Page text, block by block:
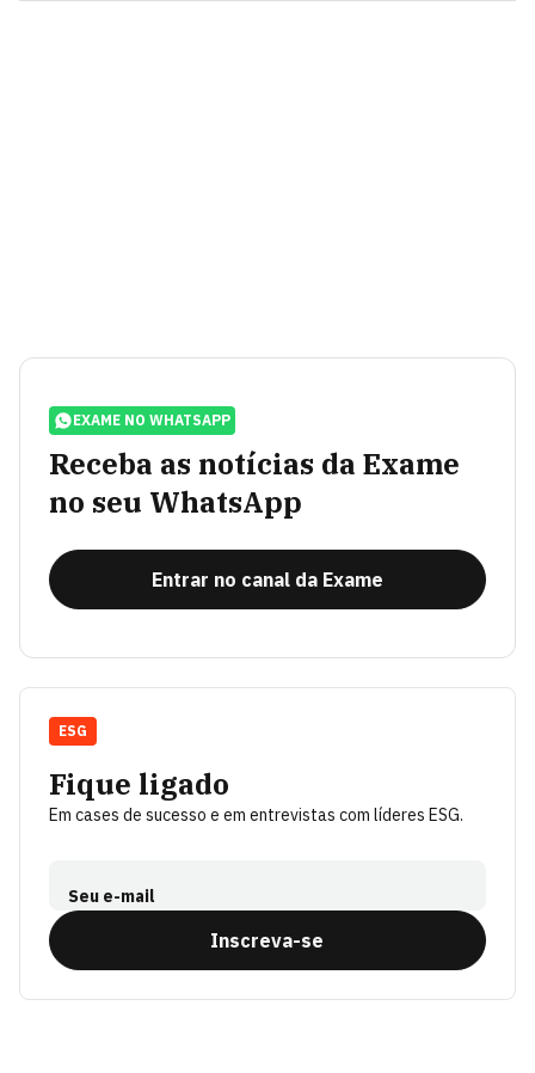
EXAME NO WHATSAPP
Receba as notícias da Exame
no seu WhatsApp
Entrar no canal da Exame
Fique ligado
Em cases de sucesso e em entrevistas com líderes ESG.
Seu e-mail
Inscreva-se
ESG